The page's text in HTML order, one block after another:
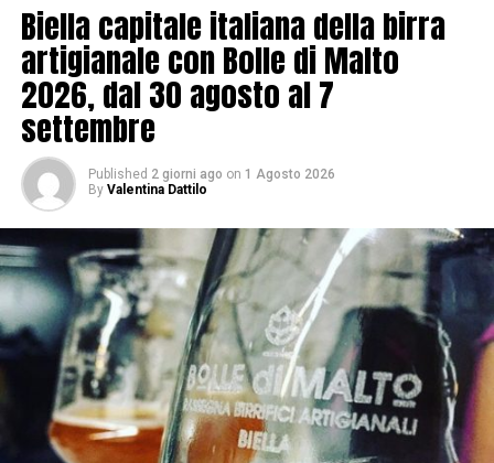
Biella capitale italiana della birra
artigianale con Bolle di Malto
2026, dal 30 agosto al 7
settembre
Published 2 giorni ago on 1 Agosto 2026
By Valentina Dattilo